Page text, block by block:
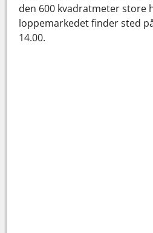
den 600 kvadratmeter store
loppemarkedet finder sted
14.00.